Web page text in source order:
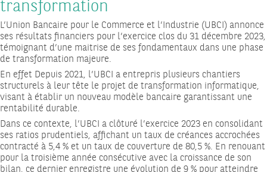
transformation
L’Union Bancaire pour le Commerce et l’Industrie (UBCI) annonce
ses résultats financiers pour l’exercice clos du 31 décembre 2023,
témoignant d’une maitrise de ses fondamentaux dans une phase
de transformation majeure.
En effet Depuis 2021, l’UBCI a entrepris plusieurs chantiers
structurels à leur tête le projet de transformation informatique,
visant à établir un nouveau modèle bancaire garantissant une
rentabilité durable.
Dans ce contexte, l’UBCI a clôturé l’exercice 2023 en consolidant
ses ratios prudentiels, affichant un taux de créances accrochées
contracté à 5,4 % et un taux de couverture de 80,5 %. En renouant
pour la troisième année consécutive avec la croissance de son